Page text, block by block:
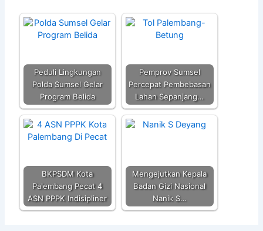
Peduli Lingkungan
Polda Sumsel Gelar
Program Belida
Pemprov Sumsel
Percepat Pembebasan
Lahan Sepanjang…
BKPSDM Kota
Palembang Pecat 4
ASN PPPK Indisipliner
Mengejutkan Kepala
Badan Gizi Nasional
Nanik S…